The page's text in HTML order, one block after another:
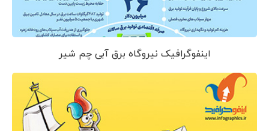
اینفوگرافیک نیروگاه برق آبی چم شیر